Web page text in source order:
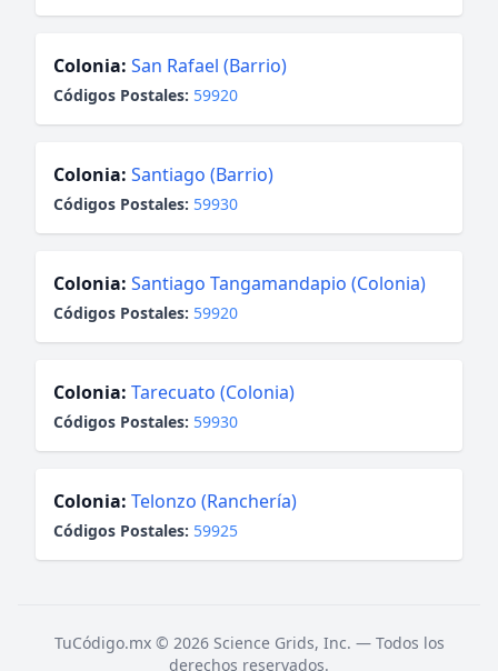
Colonia: San Rafael (Barrio)
Códigos Postales: 59920
Colonia: Santiago (Barrio)
Códigos Postales: 59930
Colonia: Santiago Tangamandapio (Colonia)
Códigos Postales: 59920
Colonia: Tarecuato (Colonia)
Códigos Postales: 59930
Colonia: Telonzo (Ranchería)
Códigos Postales: 59925
TuCódigo.mx © 2026 Science Grids, Inc. — Todos los
derechos reservados.